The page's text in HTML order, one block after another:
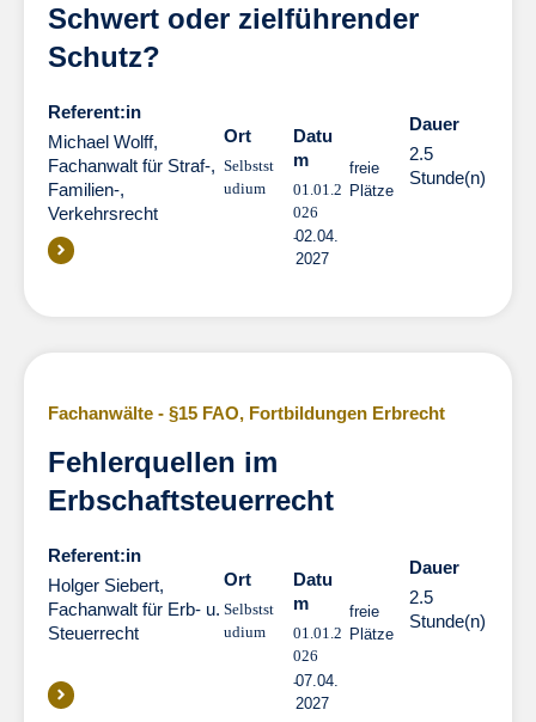
Schwert oder zielführender
Schutz?
Referent:in
Michael Wolff,
Fachanwalt für Straf-,
Familien-,
Verkehrsrecht
Ort
Selbstst
udium
Datu
m
01.01.2
026
02.04.
2027
freie
Plätze
Dauer
2.5
Stunde(n)
Fachanwälte - §15 FAO, Fortbildungen Erbrecht
Fehlerquellen im
Erbschaftsteuerrecht
Referent:in
Holger Siebert,
Fachanwalt für Erb- u.
Steuerrecht
Ort
Selbstst
udium
Datu
m
01.01.2
026
07.04.
2027
freie
Plätze
Dauer
2.5
Stunde(n)